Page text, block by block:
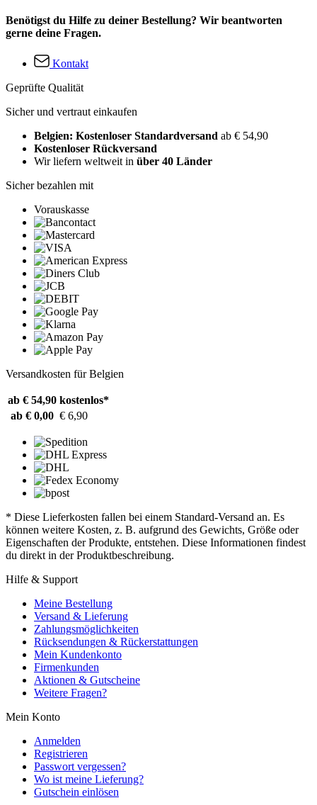
Benötigst du Hilfe zu deiner Bestellung? Wir beantworten
gerne deine Fragen.
Kontakt
Geprüfte Qualität
Sicher und vertraut einkaufen
Belgien: Kostenloser Standardversand ab € 54,90
Kostenloser Rückversand
Wir liefern weltweit in über 40 Länder
Sicher bezahlen mit
Vorauskasse
Versandkosten für Belgien
ab € 54,90 kostenlos*
ab € 0,00 € 6,90
* Diese Lieferkosten fallen bei einem Standard-Versand an. Es
können weitere Kosten, z. B. aufgrund des Gewichts, Größe oder
Eigenschaften der Produkte, entstehen. Diese Informationen findest
du direkt in der Produktbeschreibung.
Hilfe & Support
Meine Bestellung
Versand & Lieferung
Zahlungsmöglichkeiten
Rücksendungen & Rückerstattungen
Mein Kundenkonto
Firmenkunden
Aktionen & Gutscheine
Weitere Fragen?
Mein Konto
Anmelden
Registrieren
Passwort vergessen?
Wo ist meine Lieferung?
Gutschein einlösen